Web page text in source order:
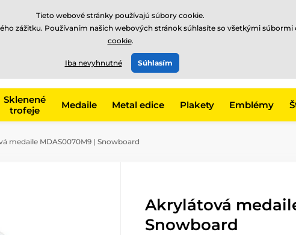
EUR
+421220255160
Sklenené
trofeje
Medaile Metal edice Plakety Emblémy
medaile MDAS0070M9 | Snowboard
Akrylátová
Snowboard
Tieto webové stránky používajú súbory cookie.
zážitku. Používaním našich webových stránok súhlasíte so všetkými súbormi
cookie.
Iba nevyhnutné Súhlasím